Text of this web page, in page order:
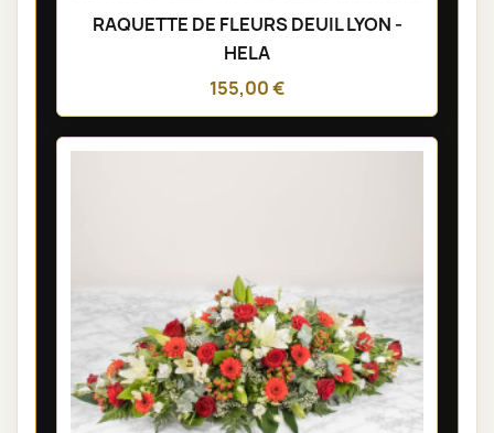
RAQUETTE DE FLEURS DEUIL LYON -
HELA
155,00 €